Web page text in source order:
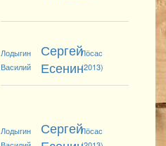
Лодыгин
Василий
Сергей
Есенин
Лӧсас
(2013)
Лодыгин
СергейЛӧсас